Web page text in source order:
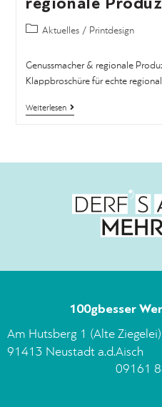
Aktuelles / Printdesign
Genussmacher & regionale
Klappbroschüre für echte
Weiterlesen
100gbesser
Am Hutsberg 1 (Alte Ziegelei)
91413 Neustadt a.d.Aisch
09161